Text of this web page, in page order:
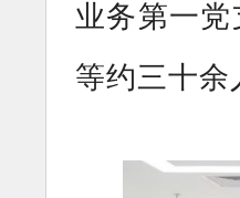
业务第一
等约三十